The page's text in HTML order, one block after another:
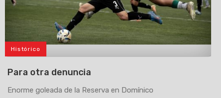
Histórico
Para otra denuncia
Enorme goleada de la Reserva en Domínico